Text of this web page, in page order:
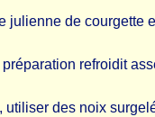
julienne de courgette
refroidit
utiliser des noix